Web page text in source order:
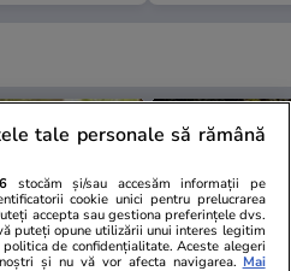
tale personale să rămână
stocăm și/sau accesăm informații pe
cookie unici pentru prelucrarea
accepta sau gestiona preferințele dvs.
puteți opune utilizării unui interes legitim
de confidențialitate. Aceste alegeri
și nu vă vor afecta navigarea. Mai